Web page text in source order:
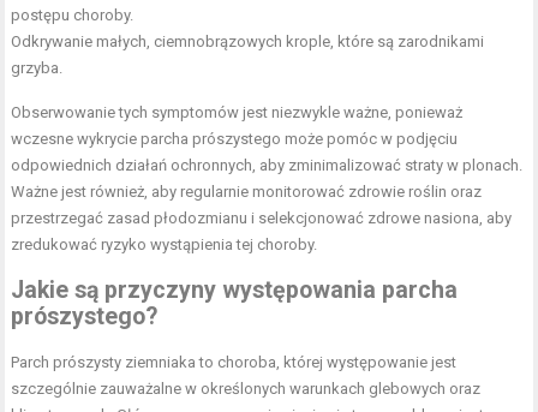
postępu choroby.
Odkrywanie małych, ciemnobrązowych krople, które są zarodnikami
grzyba.
Obserwowanie tych symptomów jest niezwykle ważne, ponieważ
wczesne wykrycie parcha prószystego może pomóc w podjęciu
odpowiednich działań ochronnych, aby zminimalizować straty w plonach.
Ważne jest również, aby regularnie monitorować zdrowie roślin oraz
przestrzegać zasad płodozmianu i selekcjonować zdrowe nasiona, aby
zredukować ryzyko wystąpienia tej choroby.
Jakie są przyczyny występowania parcha
prószystego?
Parch prószysty ziemniaka to choroba, której występowanie jest
szczególnie zauważalne w określonych warunkach glebowych oraz